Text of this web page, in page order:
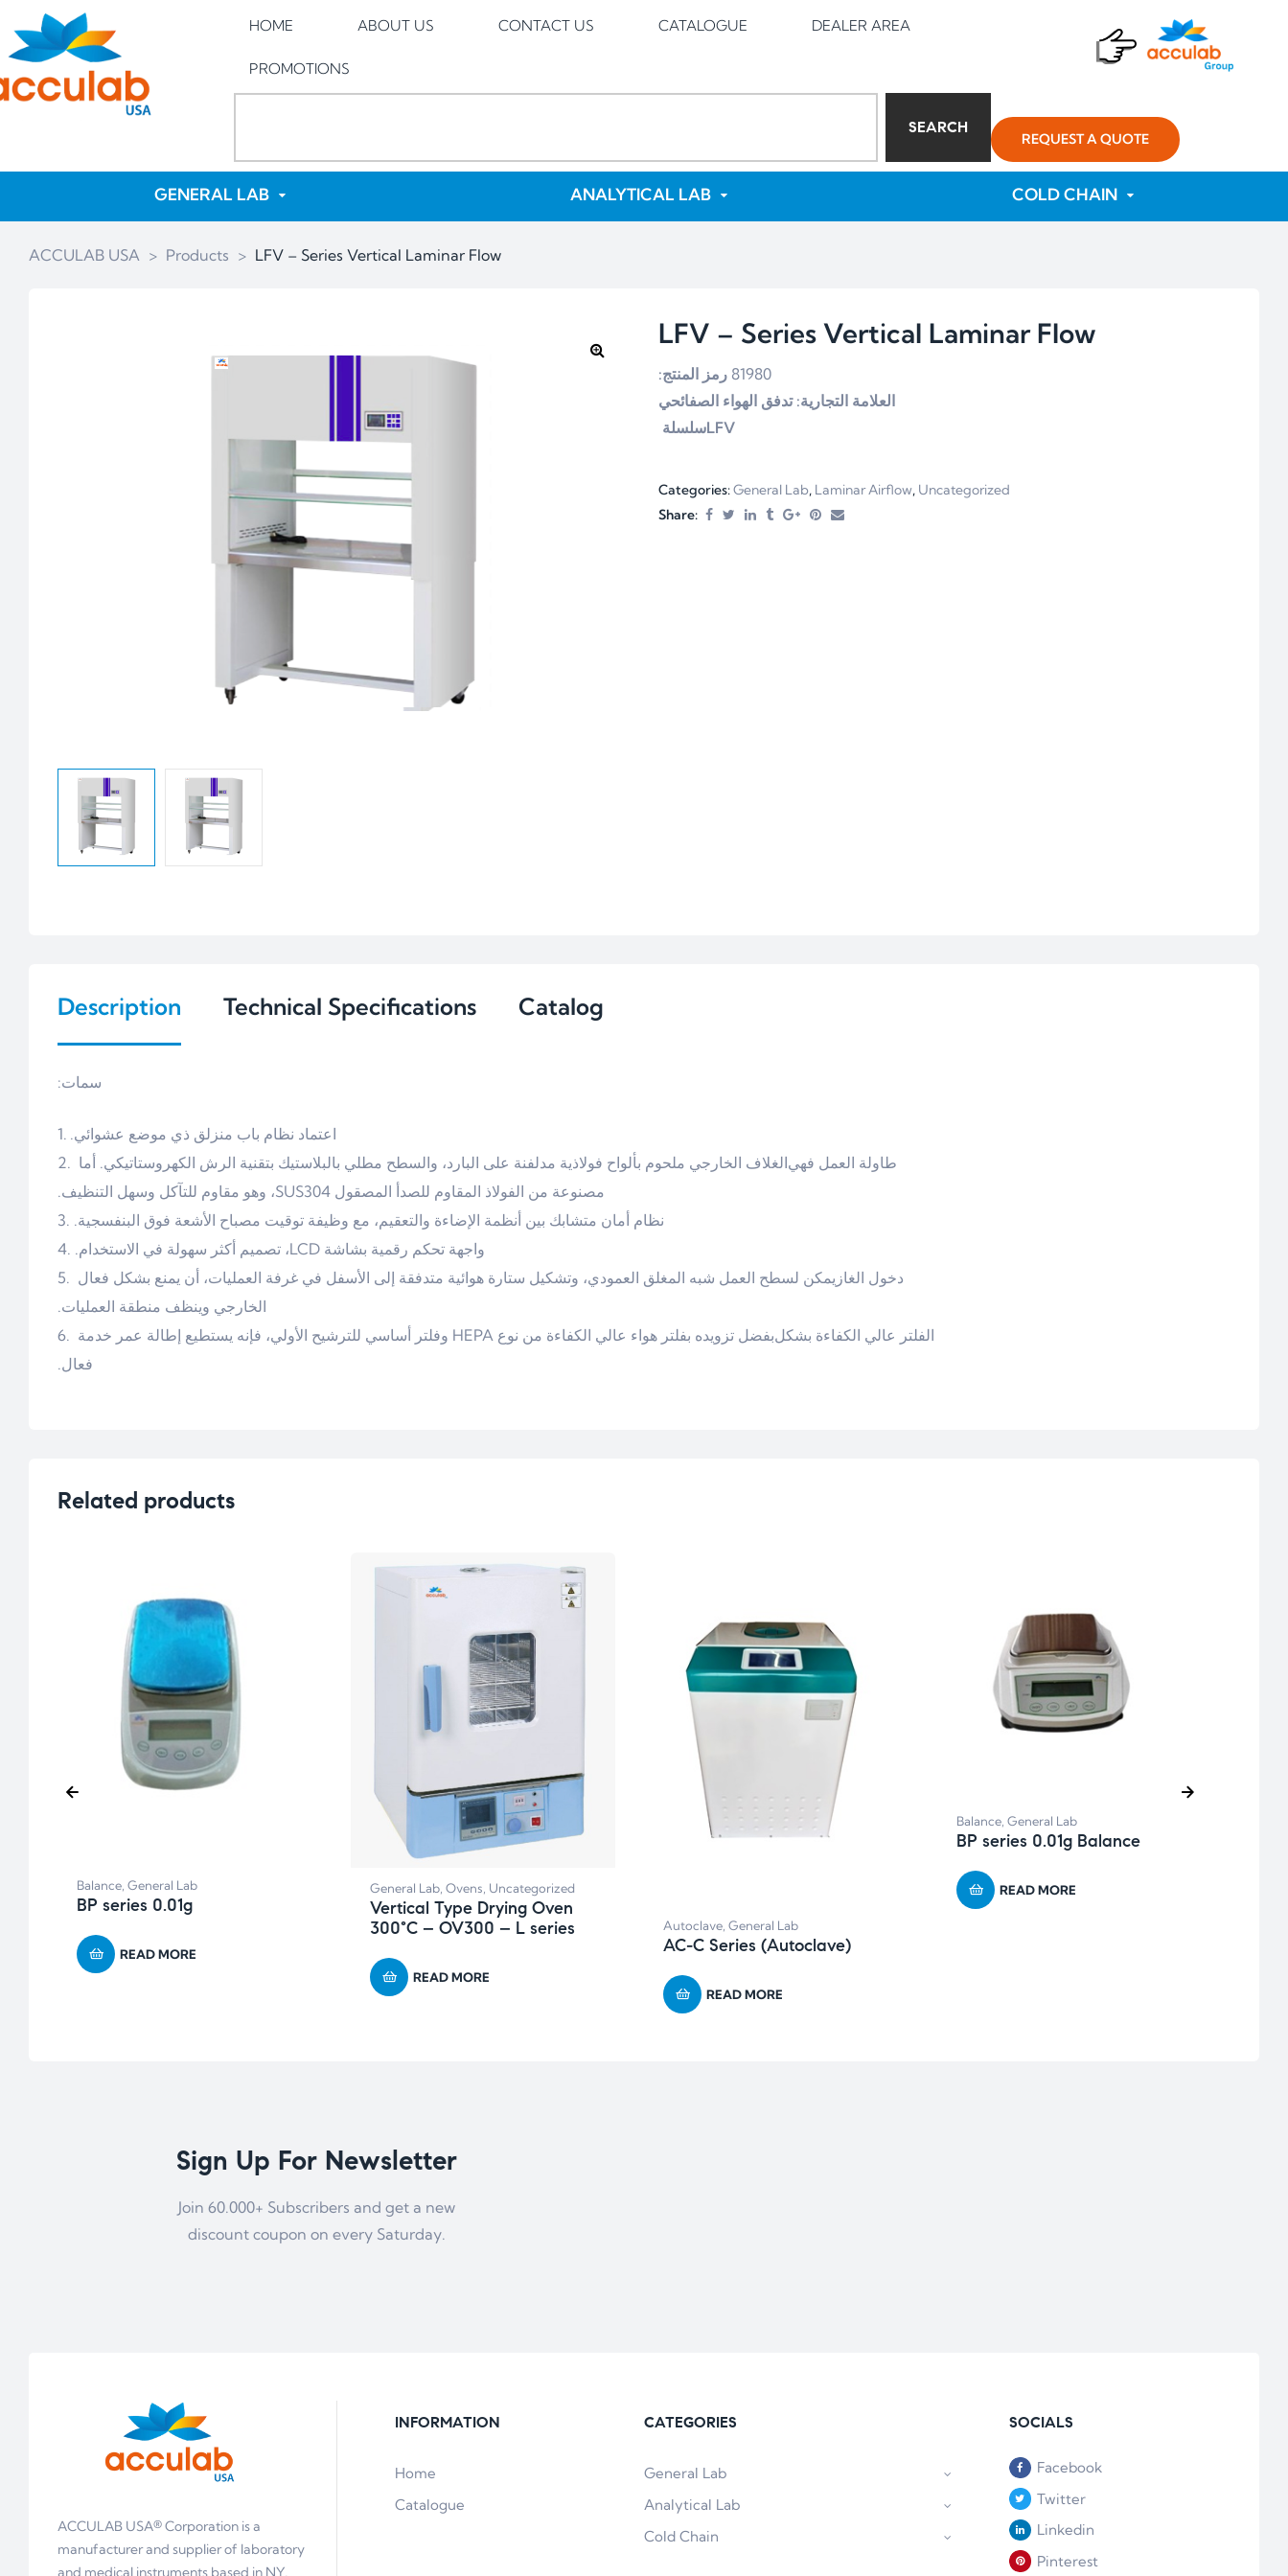
HOME ABOUT US CONTACT US CATALOGUE DEALER AREA
PROMOTIONS
SEARCH
REQUEST A QUOTE
GENERAL LAB ANALYTICAL LAB COLD CHAIN
ACCULAB USA > Products > LFV – Series Vertical Laminar Flow
LFV – Series Vertical Laminar Flow
رمز المنتج: 81980
العلامة التجارية: تدفق الهواء الصفائحي
سلسلةLFV
Categories:General Lab, Laminar Airflow, Uncategorized
Share:
Description Technical Specifications Catalog
سمات:
اعتماد نظام باب منزلق ذي موضع عشوائي.
الغلاف الخارجي ملحوم بألواح فولاذية مدلفنة على البارد، والسطح مطلي بالبلاستيك بتقنية الرش الكهروستاتيكي. أماطاولة العمل فهي
مصنوعة من الفولاذ المقاوم للصدأ المصقول SUS304، وهو مقاوم للتآكل وسهل التنظيف.
نظام أمان متشابك بين أنظمة الإضاءة والتعقيم، مع وظيفة توقيت مصباح الأشعة فوق البنفسجية.
واجهة تحكم رقمية بشاشة LCD، تصميم أكثر سهولة في الاستخدام.
يمكن لسطح العمل شبه المغلق العمودي، وتشكيل ستارة هوائية متدفقة إلى الأسفل في غرفة العمليات، أن يمنع بشكل فعال دخول الغاز
الخارجي وينظف منطقة العمليات.
بفضل تزويده بفلتر هواء عالي الكفاءة من نوع HEPA وفلتر أساسي للترشيح الأولي، فإنه يستطيع إطالة عمر خدمةالفلتر عالي الكفاءة بشكل
فعال.
Related products
Balance, General Lab
BP series 0.01g
READ MORE
General Lab Ovens Uncategorized
Vertical Type Drying Oven
300°C – OV300 – L series
READ MORE
Autoclave General Lab
AC-C Series (Autoclave)
READ MORE
Balance, General Lab
BP series 0.01g Balance
READ MORE
Sign Up For Newsletter
Join 60.000+ Subscribers and get a new
discount coupon on every Saturday.
ACCULAB USA® Corporation is a
manufacturer and supplier of laboratory
and medical instruments based in NY,
INFORMATION
Home
Catalogue
CATEGORIES
General Lab
Analytical Lab
Cold Chain
SOCIALS
Facebook
Twitter
Linkedin
Pinterest